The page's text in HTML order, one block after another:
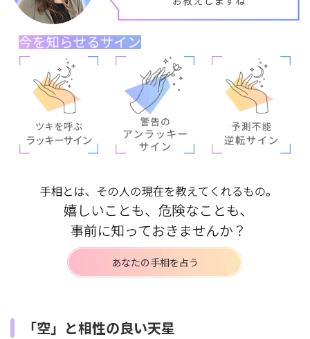
あなたの手相を占う
「空」と相性の良い天星